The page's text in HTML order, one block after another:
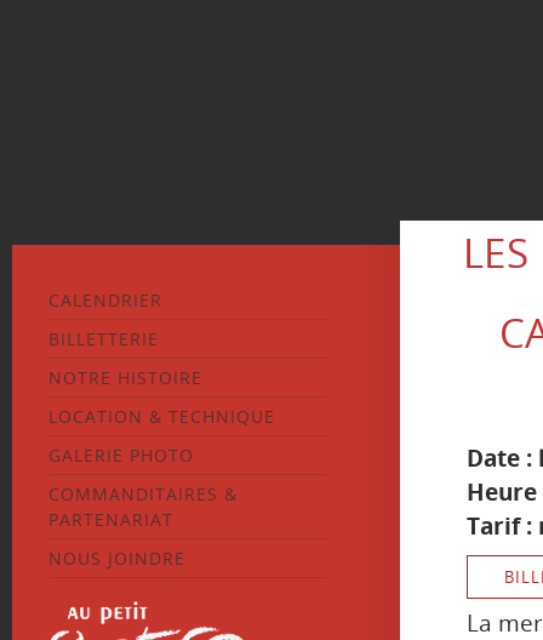
CALENDRIER
BILLETTERIE
NOTRE HISTOIRE
LOCATION & TECHNIQUE
GALERIE PHOTO
COMMANDITAIRES &
PARTENARIAT
NOUS JOINDRE
Date :
Heure
Tarif :
La